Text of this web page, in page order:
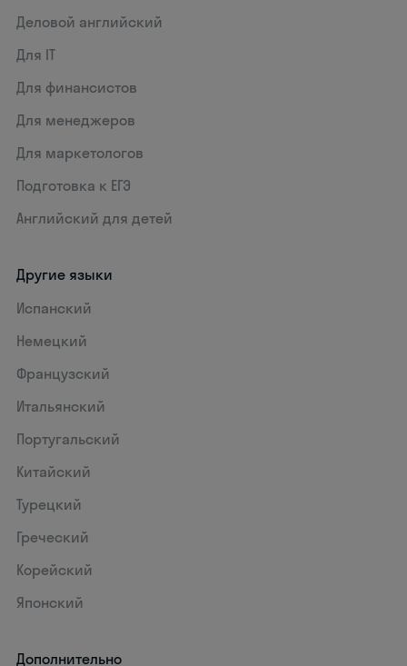
Деловой английский
Для IT
Для финансистов
Для менеджеров
Для маркетологов
Подготовка к ЕГЭ
Английский для детей
Другие языки
Испанский
Немецкий
Французский
Итальянский
Португальский
Китайский
Турецкий
Греческий
Корейский
Японский
Дополнительно